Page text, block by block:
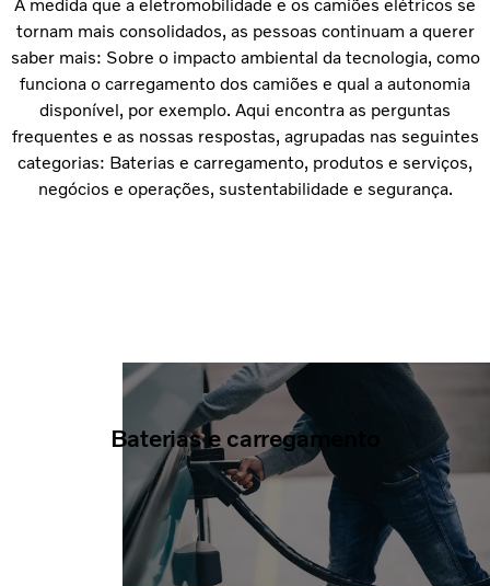
Serviços
Localizador de concessionários
Notícias
Sobre Nós
Contacto
Campanhas
À medida que a eletromobilidade e os camiões elétricos se
tornam mais consolidados, as pessoas continuam a querer
saber mais: Sobre o impacto ambiental da tecnologia, como
funciona o carregamento dos camiões e qual a autonomia
disponível, por exemplo. Aqui encontra as perguntas
frequentes e as nossas respostas, agrupadas nas seguintes
categorias: Baterias e carregamento, produtos e serviços,
negócios e operações, sustentabilidade e segurança.
Baterias e carregamento